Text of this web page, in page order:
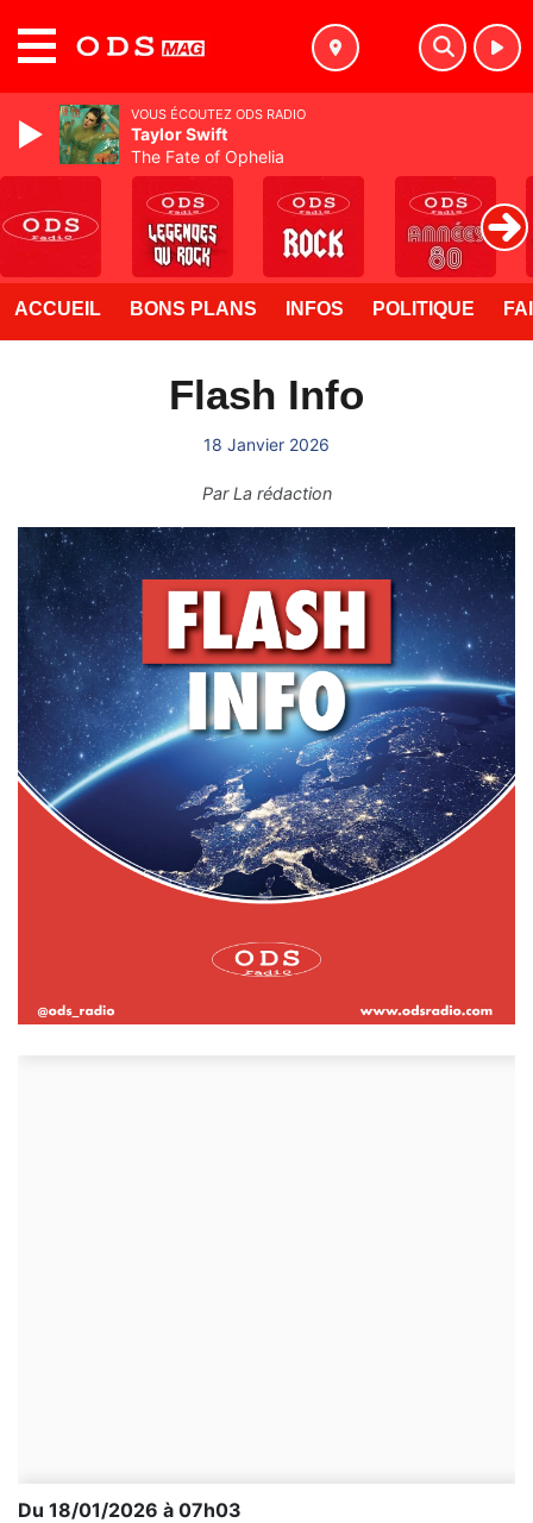
ACCUEIL BONS PLANS INFOS POLITIQUE
Flash Info
18 Janvier 2026
ParLa rédaction
Du 18/01/2026 à 07h03
VOUS ÉCOUTEZ ODS RADIO
Taylor Swift
The Fate of Ophelia